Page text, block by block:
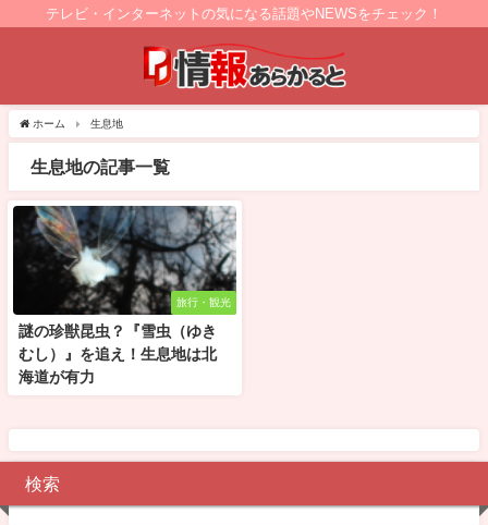
テレビ・インターネットの気になる話題やNEWSをチェック！
ホーム 生息地
生息地の記事一覧
旅行・観光
謎の珍獣昆虫？『雪虫（ゆき
むし）』を追え！生息地は北
海道が有力
検索